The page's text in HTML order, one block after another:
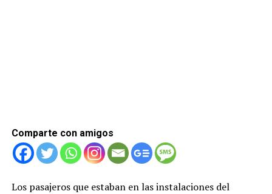
Comparte con amigos
Los pasajeros que estaban en las instalaciones del